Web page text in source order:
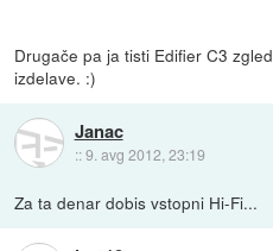
Drugače pa ja tisti Edifier C3
izdelave. :)
Janac
::9. avg 2012, 23:19
Za ta denar dobis vstopni Hi-Fi...